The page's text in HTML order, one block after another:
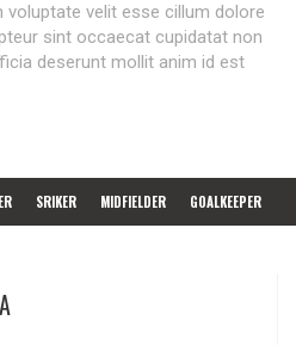
voluptate velit esse cillum dolore
sint occaecat cupidatat non
deserunt mollit anim id est
SRIKER MIDFIELDER GOALKEEPER